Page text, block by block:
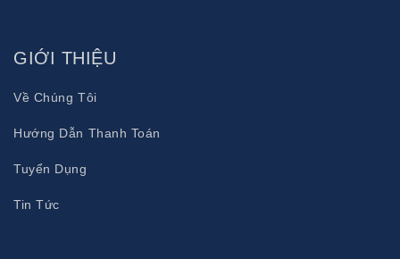
GIỚI THIỆU
Về Chúng Tôi
Hướng Dẫn Thanh Toán
Tuyển Dụng
Tin Tức